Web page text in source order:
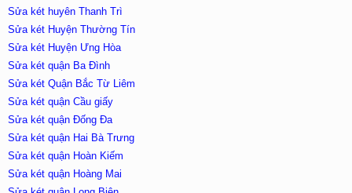
Sửa két huyên Thanh Trì
Sửa két Huyện Thường Tín
Sửa két Huyện Ưng Hòa
Sửa két quận Ba Đình
Sửa két Quận Bắc Từ Liêm
Sửa két quận Cầu giấy
Sửa két quận Đống Đa
Sửa két quận Hai Bà Trưng
Sửa két quận Hoàn Kiếm
Sửa két quận Hoàng Mai